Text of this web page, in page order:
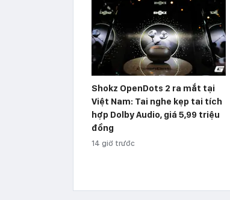
Shokz OpenDots 2 ra mắt tại
Việt Nam: Tai nghe kẹp tai tích
hợp Dolby Audio, giá 5,99 triệu
đồng
14 giờ trước